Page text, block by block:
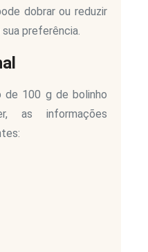
dobrar ou reduzir
preferência.
de 100 g de bolinho
as informações